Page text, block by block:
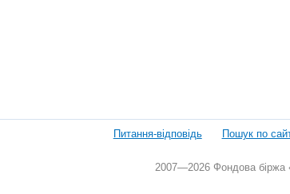
Питання-відповідь Пошук по
2007—2026 Фондова біржа